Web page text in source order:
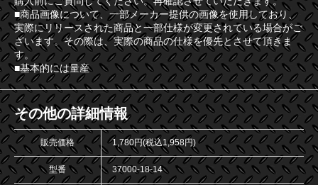
■商品画像について、一部メーカー提供の画像を使用しており、
実際にリリースされた商品と一部仕様が変更されている場合がご
ざいます。その際は、実際の商品の仕様を優先とさせて頂きま
す。
■基本的には量産
その他の詳細情報
販売価格 1,780円(税込1,958円)
型番 37000-18-14